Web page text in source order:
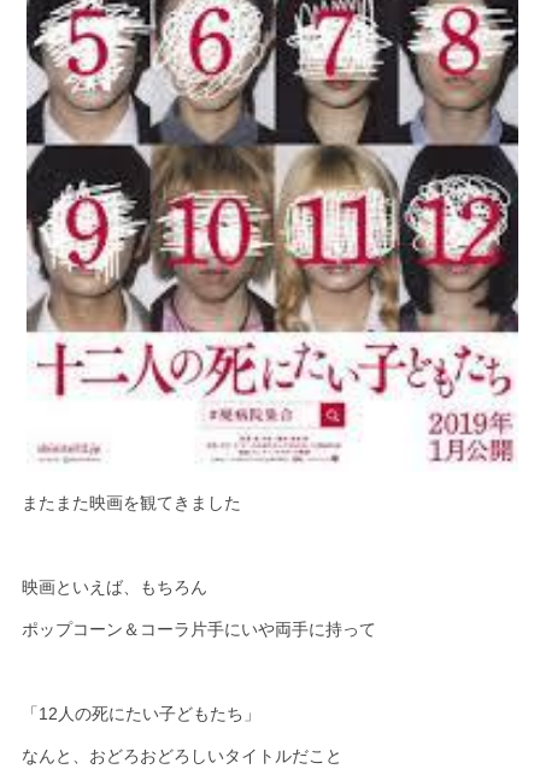
またまた映画を観てきました
映画といえば、もちろん
ポップコーン＆コーラ片手にいや両手に持って
「12人の死にたい子どもたち」
なんと、おどろおどろしいタイトルだこと